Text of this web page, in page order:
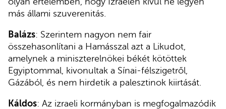
más állami szuverenitás.
Balázs: Szerintem nagyon nem fair
összehasonlítani a Hamásszal azt a Likudot,
amelynek a miniszterelnökei békét kötöttek
Egyiptommal, kivonultak a Sínai-félszigetről,
Gázából, és nem hirdetik a palesztinok kiirtását.
Káldos: Az izraeli kormányban is megfogalmazódik